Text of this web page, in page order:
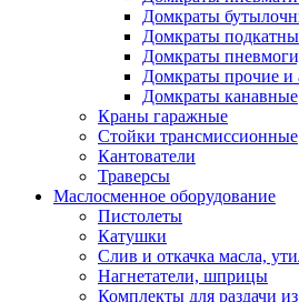
Домкраты
Домкраты
Домкраты
Домкраты прочие и
Домкраты канавные
Краны гаражные
Стойки трансмиссионные
Кантователи
Траверсы
Маслосменное оборудование
Пистолеты
Катушки
Слив и откачка масла,
Нагнетатели, шприцы
Комплекты для раздачи